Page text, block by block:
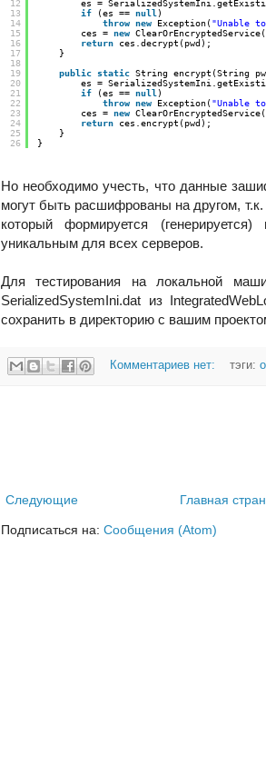
12
13
14
15
16
17
18
19
20
21
22
23
24
25
26
es =
if
(es == null )
throw new Exception("Unable
ces = new
return
ces.decrypt(pwd);
}
public static String encrypt(String
es =
if
(es == null )
throw new Exception("Unable
ces = new
return
ces.encrypt(pwd);
}
}
Но необходимо учесть, что данные
могут быть расшифрованы на другом,
который формируется
уникальным для всех серверов.
Для тестирования на локальной
SerializedSystemIni.dat из
сохранить в директорию с вашим
Комментариев нет: тэги:
Следующие Главная
Подписаться на: Сообщения (Atom)